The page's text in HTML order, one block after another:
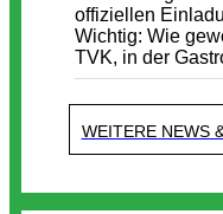
offiziellen
Wichtig: Wie
TVK, in der
WEITERE NEWS